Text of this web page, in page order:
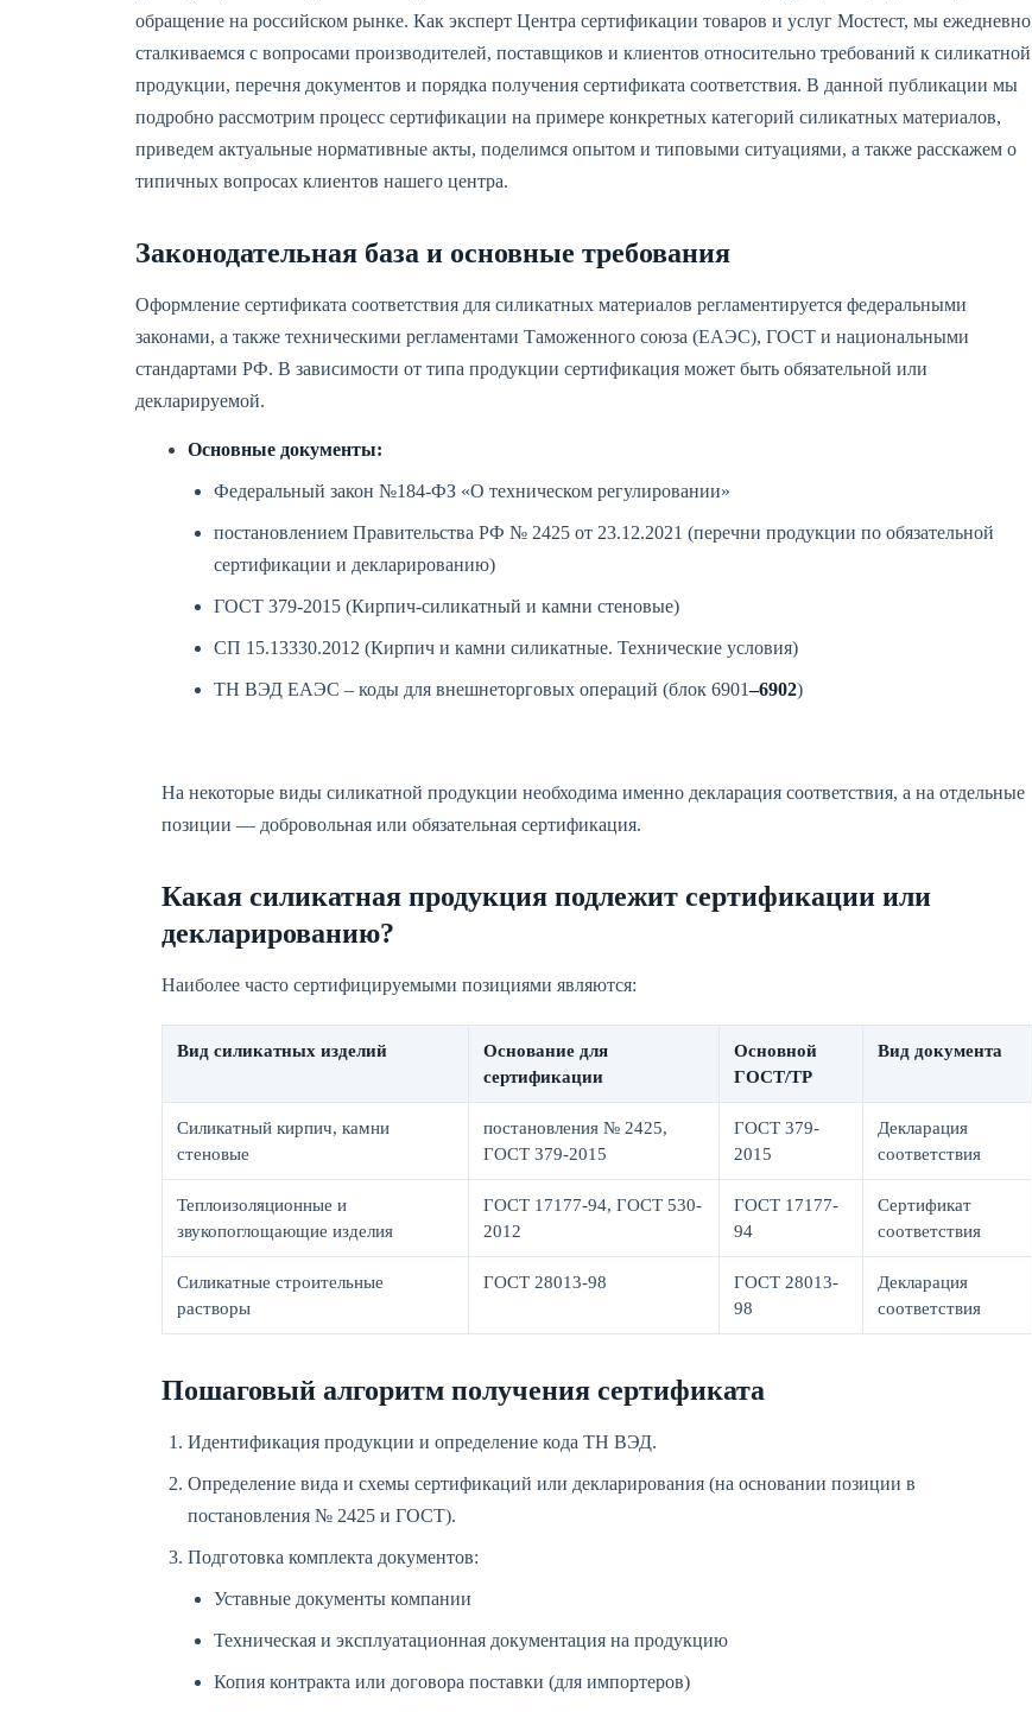
обращение на российском рынке. Как эксперт Центра сертификации товаров и услуг Мостест, мы ежедневно
сталкиваемся с вопросами производителей, поставщиков и клиентов относительно требований к силикатной
продукции, перечня документов и порядка получения сертификата соответствия. В данной публикации мы
подробно рассмотрим процесс сертификации на примере конкретных категорий силикатных материалов,
приведем актуальные нормативные акты, поделимся опытом и типовыми ситуациями, а также расскажем о
типичных вопросах клиентов нашего центра.
Законодательная база и основные требования
Оформление сертификата соответствия для силикатных материалов регламентируется федеральными
законами, а также техническими регламентами Таможенного союза (ЕАЭС), ГОСТ и национальными
стандартами РФ. В зависимости от типа продукции сертификация может быть обязательной или
декларируемой.
Основные документы:
Федеральный закон №184-ФЗ «О техническом регулировании»
постановлением Правительства РФ № 2425 от 23.12.2021 (перечни продукции по обязательной
сертификации и декларированию)
ГОСТ 379-2015 (Кирпич-силикатный и камни стеновые)
СП 15.13330.2012 (Кирпич и камни силикатные. Технические условия)
ТН ВЭД ЕАЭС – коды для внешнеторговых операций (блок 6901–6902)
На некоторые виды силикатной продукции необходима именно декларация соответствия, а на отдельные
позиции — добровольная или обязательная сертификация.
Какая силикатная продукция подлежит сертификации или
декларированию?
Наиболее часто сертифицируемыми позициями являются:
Вид силикатных изделий
Основание для
сертификации
Основной
ГОСТ/ТР
Вид документа
Силикатный кирпич, камни
стеновые
постановления № 2425,
ГОСТ 379-2015
ГОСТ 379-
2015
Декларация
соответствия
Теплоизоляционные и
звукопоглощающие изделия
ГОСТ 17177-94, ГОСТ 530-
2012
ГОСТ 17177-
94
Сертификат
соответствия
Силикатные строительные
растворы
ГОСТ 28013-98
ГОСТ 28013-
98
Декларация
соответствия
Пошаговый алгоритм получения сертификата
Идентификация продукции и определение кода ТН ВЭД.
Определение вида и схемы сертификаций или декларирования (на основании позиции в
постановления № 2425 и ГОСТ).
Подготовка комплекта документов:
Уставные документы компании
Техническая и эксплуатационная документация на продукцию
Копия контракта или договора поставки (для импортеров)